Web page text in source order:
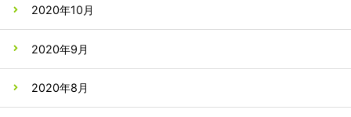
2020年10月
2020年9月
2020年8月